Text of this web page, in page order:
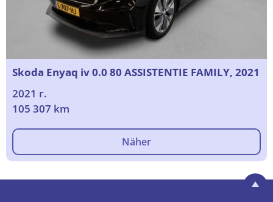
Skoda Enyaq iv 0.0 80 ASSISTENTIE FAMILY, 2021
2021 г.
105 307 km
Näher